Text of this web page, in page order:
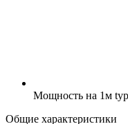
Мощность на 1м
Общие характеристики